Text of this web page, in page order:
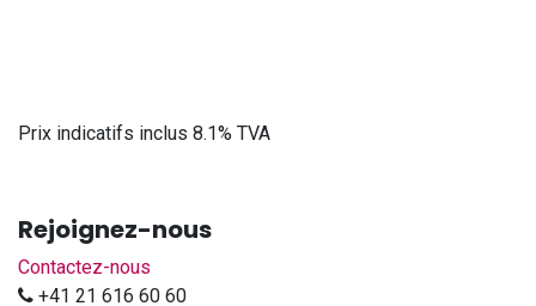
Prix indicatifs inclus 8.1% TVA
Rejoignez-nous
Contactez-nous
+41 21 616 60 60